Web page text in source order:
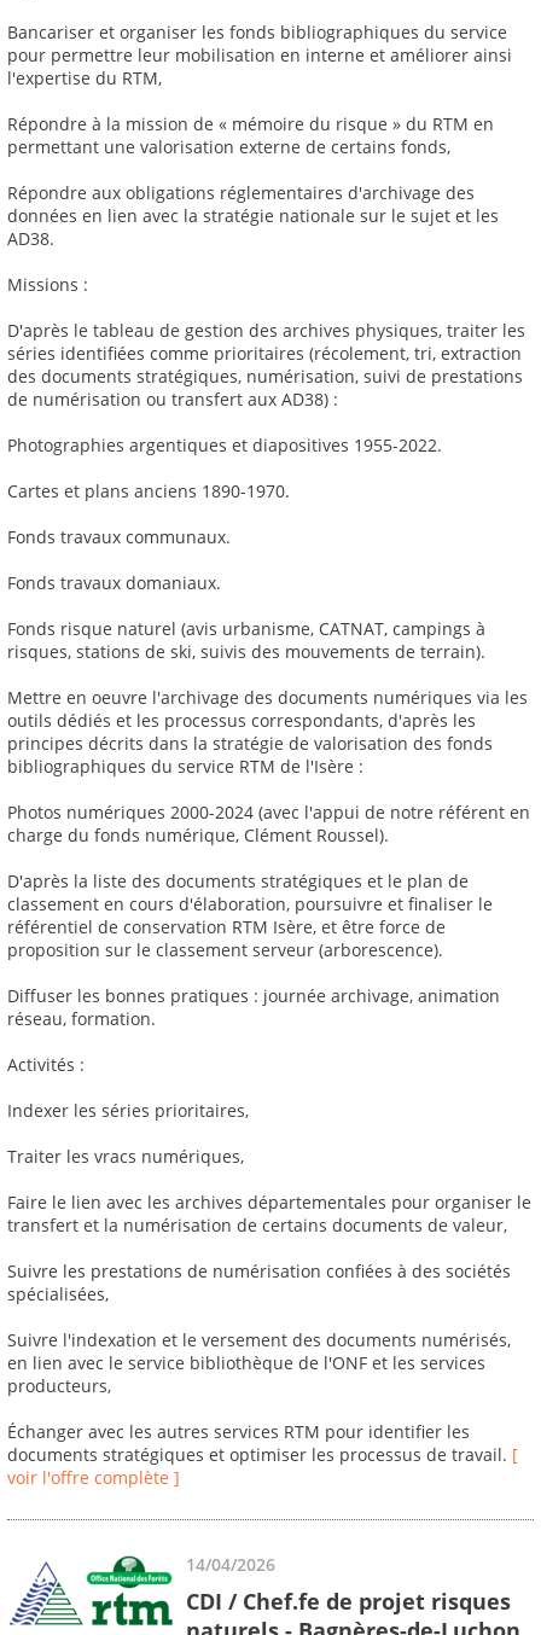
Bancariser et organiser les fonds bibliographiques du service
pour permettre leur mobilisation en interne et améliorer ainsi
l'expertise du RTM,
Répondre à la mission de « mémoire du risque » du RTM en
permettant une valorisation externe de certains fonds,
Répondre aux obligations réglementaires d'archivage des
données en lien avec la stratégie nationale sur le sujet et les
AD38.
Missions :
D'après le tableau de gestion des archives physiques, traiter les
séries identifiées comme prioritaires (récolement, tri, extraction
des documents stratégiques, numérisation, suivi de prestations
de numérisation ou transfert aux AD38) :
Photographies argentiques et diapositives 1955-2022.
Cartes et plans anciens 1890-1970.
Fonds travaux communaux.
Fonds travaux domaniaux.
Fonds risque naturel (avis urbanisme, CATNAT, campings à
risques, stations de ski, suivis des mouvements de terrain).
Mettre en oeuvre l'archivage des documents numériques via les
outils dédiés et les processus correspondants, d'après les
principes décrits dans la stratégie de valorisation des fonds
bibliographiques du service RTM de l'Isère :
Photos numériques 2000-2024 (avec l'appui de notre référent en
charge du fonds numérique, Clément Roussel).
D'après la liste des documents stratégiques et le plan de
classement en cours d'élaboration, poursuivre et finaliser le
référentiel de conservation RTM Isère, et être force de
proposition sur le classement serveur (arborescence).
Diffuser les bonnes pratiques : journée archivage, animation
réseau, formation.
Activités :
Indexer les séries prioritaires,
Traiter les vracs numériques,
Faire le lien avec les archives départementales pour organiser le
transfert et la numérisation de certains documents de valeur,
Suivre les prestations de numérisation confiées à des sociétés
spécialisées,
Suivre l'indexation et le versement des documents numérisés,
en lien avec le service bibliothèque de l'ONF et les services
producteurs,
Échanger avec les autres services RTM pour identifier les
documents stratégiques et optimiser les processus de travail. [
voir l'offre complète ]
14/04/2026
CDI / Chef.fe de projet risques